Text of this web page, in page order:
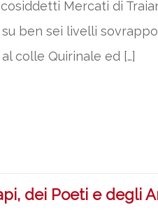
Mercati di
ben sei livelli
colle Quirinale ed […]
dei Poeti e degli